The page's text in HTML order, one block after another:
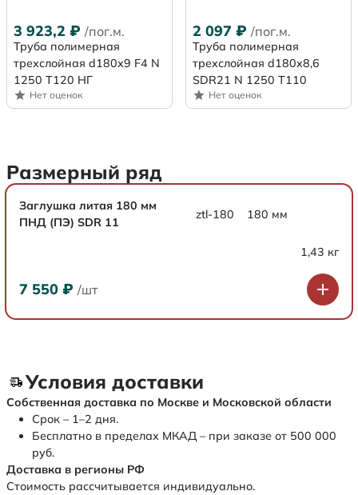
3 923,2 ₽ /пог.м.
Труба полимерная
трехслойная d180x9 F4 N
1250 Т120 НГ
Нет оценок
2 097 ₽ /пог.м.
Труба полимерная
трехслойная d180x8,6
SDR21 N 1250 Т110
Нет оценок
Размерный ряд
Заглушка литая 180 мм
ПНД (ПЭ) SDR 11
ztl-180 180 мм
1,43 кг
7 550 ₽ /шт
Условия доставки
Собственная доставка по Москве и Московской области
Срок – 1–2 дня.
Бесплатно в пределах МКАД – при заказе от 500 000
руб.
Доставка в регионы РФ
Стоимость рассчитывается индивидуально.